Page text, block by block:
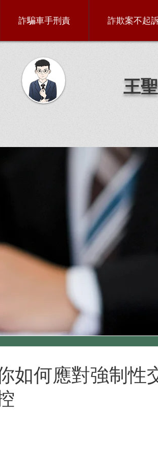
詐騙車手刑責 詐欺案不起
王
如何應對強制性